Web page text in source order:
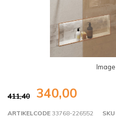
Image
411,40 340,00
ARTIKELCODE 33768-226552 SKU